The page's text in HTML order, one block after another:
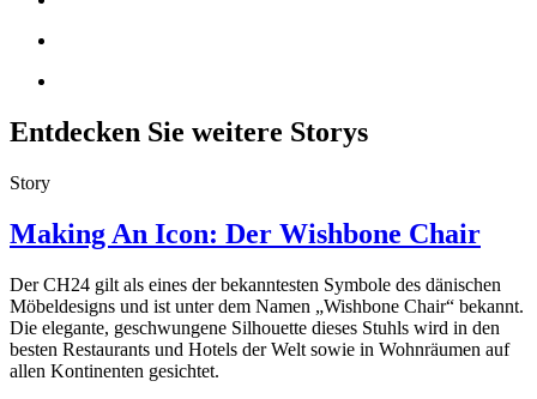
Entdecken Sie weitere Storys
Story
Making An Icon: Der Wishbone Chair
Der CH24 gilt als eines der bekanntesten Symbole des dänischen
Möbeldesigns und ist unter dem Namen „Wishbone Chair“ bekannt.
Die elegante, geschwungene Silhouette dieses Stuhls wird in den
besten Restaurants und Hotels der Welt sowie in Wohnräumen auf
allen Kontinenten gesichtet.